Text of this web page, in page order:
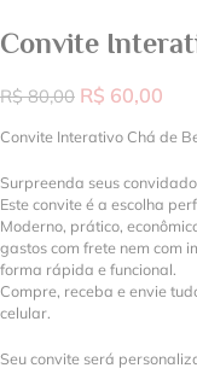
Convite
R$80,00 R$ 60,00
Convite Interativo Chá de
Surpreenda seus
Este convite é a escolha
Moderno, prático,
gastos com frete nem com
forma rápida e funcional.
Compre, receba e envie
celular.
Seu convite será